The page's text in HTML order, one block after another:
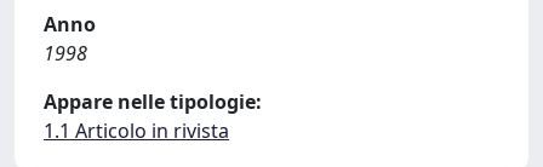
Anno
1998
Appare nelle tipologie:
1.1 Articolo in rivista